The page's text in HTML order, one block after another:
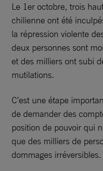
Le 1er octobre, trois
chilienne ont été
la répression violente
deux personnes sont
et des milliers ont subi
mutilations.
C’est une étape
de demander des
position de pouvoir qui
que des milliers de
dommages irréversibles.